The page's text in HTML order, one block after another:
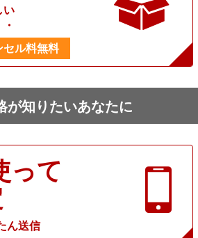
い
ル料無料
が知りたいあなたに
って
ん送信